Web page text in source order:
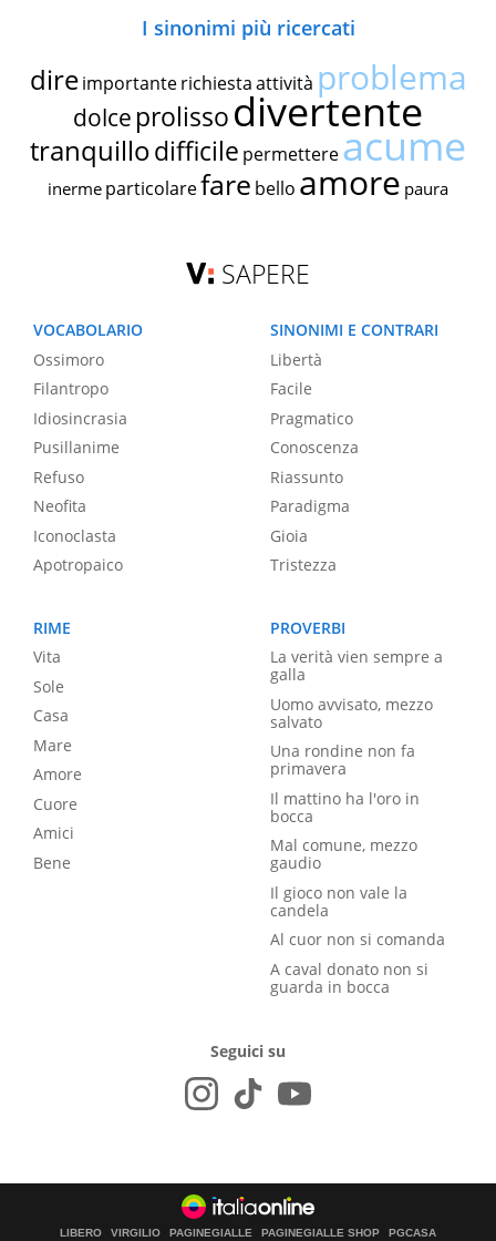
I sinonimi più ricercati
dire importante richiestaattività problema
dolce prolissodivertente
tranquillodifficile permettereacume
inerme particolarefare bello amore paura
SAPERE
VOCABOLARIO
Ossimoro
Filantropo
Idiosincrasia
Pusillanime
Refuso
Neofita
Iconoclasta
Apotropaico
SINONIMI E CONTRARI
Libertà
Facile
Pragmatico
Conoscenza
Riassunto
Paradigma
Gioia
Tristezza
RIME
Vita
Sole
Casa
Mare
Amore
Cuore
Amici
Bene
PROVERBI
La verità vien sempre a
galla
Uomo avvisato, mezzo
salvato
Una rondine non fa
primavera
Il mattino ha l'oro in
bocca
Mal comune, mezzo
gaudio
Il gioco non vale la
candela
Al cuor non si comanda
A caval donato non si
guarda in bocca
Seguici su
LIBERO VIRGILIO PAGINEGIALLE PAGINEGIALLE SHOP PGCASA